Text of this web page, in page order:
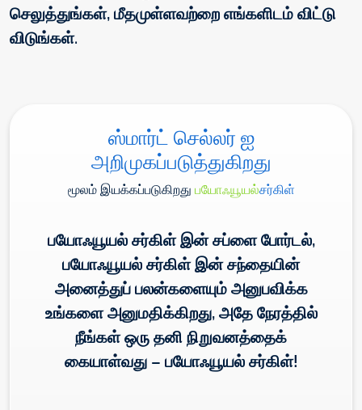
செலுத்துங்கள், மீதமுள்ளவற்றை எங்களிடம் விட்டு
விடுங்கள்.
ஸ்மார்ட் செல்லர் ஐ
அறிமுகப்படுத்துகிறது
மூலம் இயக்கப்படுகிறது பயோஃயூயல்சர்கிள்
பயோஃயூயல் சர்கிள் இன் சப்ளை போர்டல்,
பயோஃயூயல் சர்கிள் இன் சந்தையின்
அனைத்துப் பலன்களையும் அனுபவிக்க
உங்களை அனுமதிக்கிறது, அதே நேரத்தில்
நீங்கள் ஒரு தனி நிறுவனத்தைக்
கையாள்வது – பயோஃயூயல் சர்கிள்!